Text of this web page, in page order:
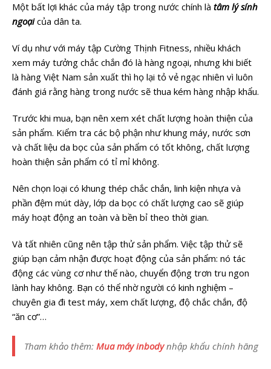
Một bất lợi khác của máy tập trong nước chính là tâm lý sính
ngoạicủa dân ta.
Ví dụ như với máy tập Cường Thịnh Fitness, nhiều khách
xem máy tưởng chắc chắn đó là hàng ngoại, nhưng khi biết
là hàng Việt Nam sản xuất thì họ lại tỏ vẻ ngạc nhiên vì luôn
đánh giá rằng hàng trong nước sẽ thua kém hàng nhập khẩu.
Trước khi mua, bạn nên xem xét chất lượng hoàn thiện của
sản phẩm. Kiểm tra các bộ phận như khung máy, nước sơn
và chất liệu da bọc của sản phẩm có tốt không, chất lượng
hoàn thiện sản phẩm có tỉ mỉ không.
Nên chọn loại có khung thép chắc chắn, linh kiện nhựa và
phần đệm mút dày, lớp da bọc có chất lượng cao sẽ giúp
máy hoạt động an toàn và bền bỉ theo thời gian.
Và tất nhiên cũng nên tập thử sản phẩm. Việc tập thử sẽ
giúp bạn cảm nhận được hoạt động của sản phẩm: nó tác
động các vùng cơ như thế nào, chuyển động trơn tru ngon
lành hay không. Bạn có thể nhờ người có kinh nghiệm –
chuyên gia đi test máy, xem chất lượng, độ chắc chắn, độ
“ăn cơ”…
Tham khảo thêm: Mua máy inbodynhập khẩu chính hãng